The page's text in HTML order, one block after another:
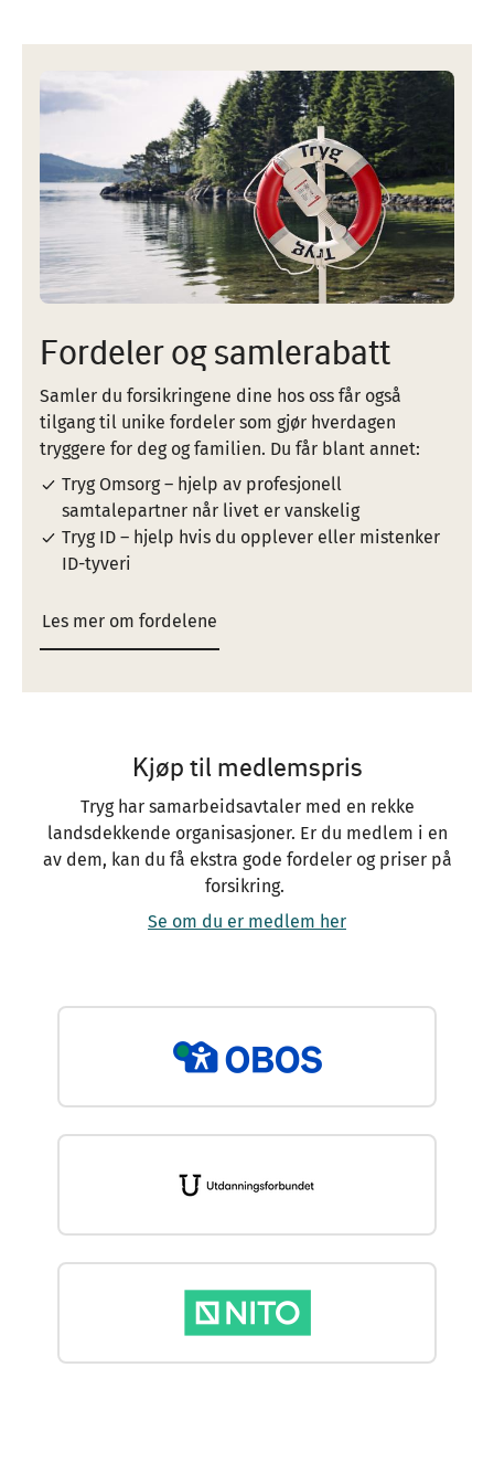
Image
Fordeler og samlerabatt
Samler du forsikringene dine hos oss får også
tilgang til unike fordeler som gjør hverdagen
tryggere for deg og familien. Du får blant annet:
Tryg Omsorg – hjelp av profesjonell
samtalepartner når livet er vanskelig
Tryg ID – hjelp hvis du opplever eller mistenker
ID-tyveri
Les mer om fordelene
Kjøp til medlemspris
Tryg har samarbeidsavtaler med en rekke
landsdekkende organisasjoner. Er du medlem i en
av dem, kan du få ekstra gode fordeler og priser på
forsikring.
Se om du er medlem her